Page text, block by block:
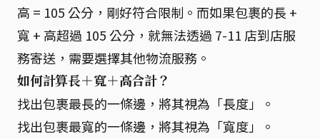
高 = 105 公分，剛好符合限制。而如果包裹的長 +
寬 + 高超過 105 公分，就無法透過 7-11 店到店服
務寄送，需要選擇其他物流服務。
如何計算長＋寬＋高合計？
找出包裹最長的一條邊，將其視為「長度」。
找出包裹最寬的一條邊，將其視為「寬度」。